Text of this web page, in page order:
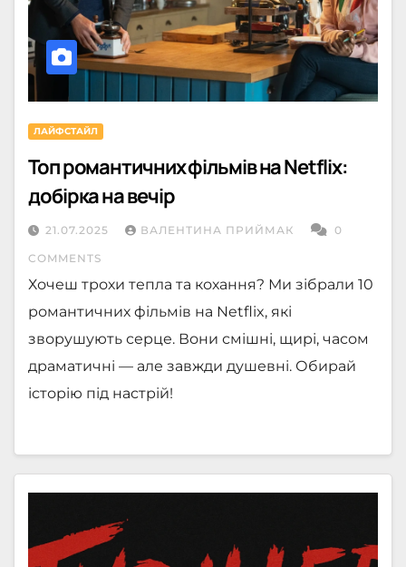
ЛАЙФСТАЙЛ
Топ романтичних фільмів на Netflix:
добірка на вечір
21.07.2025 ВАЛЕНТИНА ПРИЙМАК 0
COMMENTS
Хочеш трохи тепла та кохання? Ми зібрали 10
романтичних фільмів на Netflix, які
зворушують серце. Вони смішні, щирі, часом
драматичні — але завжди душевні. Обирай
історію під настрій!